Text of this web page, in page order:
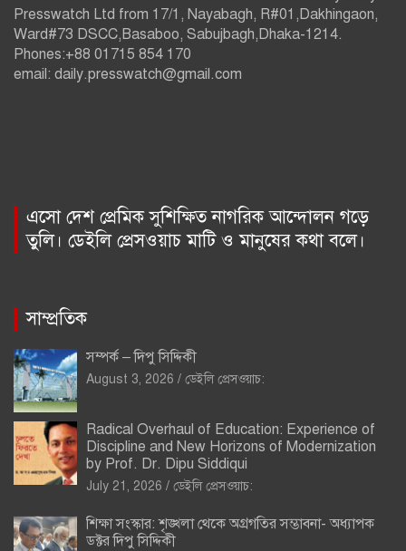
Presswatch Ltd from 17/1, Nayabagh, R#01,Dakhingaon,
Ward#73 DSCC,Basaboo, Sabujbagh,Dhaka-1214.
Phones:+88 01715 854 170
email: daily.presswatch@gmail.com
এসো দেশ প্রেমিক সুশিক্ষিত নাগরিক আন্দোলন গড়ে
তুলি। ডেইলি প্রেসওয়াচ মাটি ও মানুষের কথা বলে।
সাম্প্রতিক
সম্পর্ক – দিপু সিদ্দিকী
August 3, 2026 ডেইলি প্রেসওয়াচ:
Radical Overhaul of Education: Experience of
Discipline and New Horizons of Modernization
by Prof. Dr. Dipu Siddiqui
July 21, 2026 ডেইলি প্রেসওয়াচ:
শিক্ষা সংস্কার: শৃঙ্খলা থেকে অগ্রগতির সম্ভাবনা- অধ্যাপক
ডক্টর দিপু সিদ্দিকী